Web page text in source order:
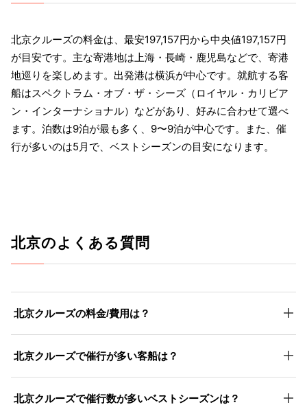
北京クルーズの料金は、最安197,157円から中央値197,157円
が目安です。主な寄港地は上海・長崎・鹿児島などで、寄港
地巡りを楽しめます。出発港は横浜が中心です。就航する客
船はスペクトラム・オブ・ザ・シーズ（ロイヤル・カリビア
ン・インターナショナル）などがあり、好みに合わせて選べ
ます。泊数は9泊が最も多く、9〜9泊が中心です。また、催
行が多いのは5月で、ベストシーズンの目安になります。
北京のよくある質問
北京クルーズの料金/費用は？
北京クルーズで催行が多い客船は？
北京クルーズで催行数が多いベストシーズンは？